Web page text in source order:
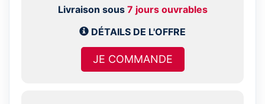
Livraison sous 7 jours ouvrables
DÉTAILS DE L'OFFRE
JE COMMANDE